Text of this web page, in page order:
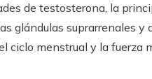
de testosterona, la
glándulas suprarrenales y
ciclo menstrual y la fuerza